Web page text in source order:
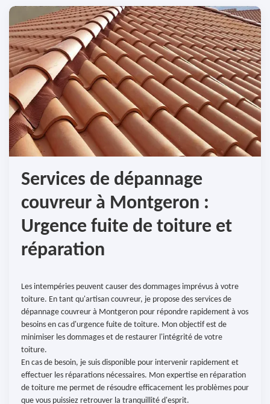
Services de dépannage
couvreur à Montgeron :
Urgence fuite de toiture et
réparation
Les intempéries peuvent causer des dommages imprévus à votre
toiture. En tant qu'artisan couvreur, je propose des services de
dépannage couvreur à Montgeron pour répondre rapidement à vos
besoins en cas d'urgence fuite de toiture. Mon objectif est de
minimiser les dommages et de restaurer l'intégrité de votre
toiture.
En cas de besoin, je suis disponible pour intervenir rapidement et
effectuer les réparations nécessaires. Mon expertise en réparation
de toiture me permet de résoudre efficacement les problèmes pour
que vous puissiez retrouver la tranquillité d'esprit.